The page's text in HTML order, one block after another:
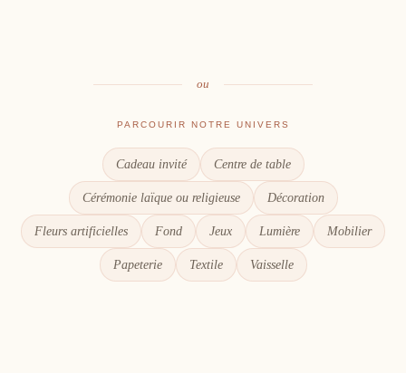
ou
PARCOURIR NOTRE UNIVERS
Cadeau invité Centre de table
Cérémonie laïque ou religieuse Décoration
Fleurs artificielles Fond Jeux Lumière Mobilier
Papeterie Textile Vaisselle